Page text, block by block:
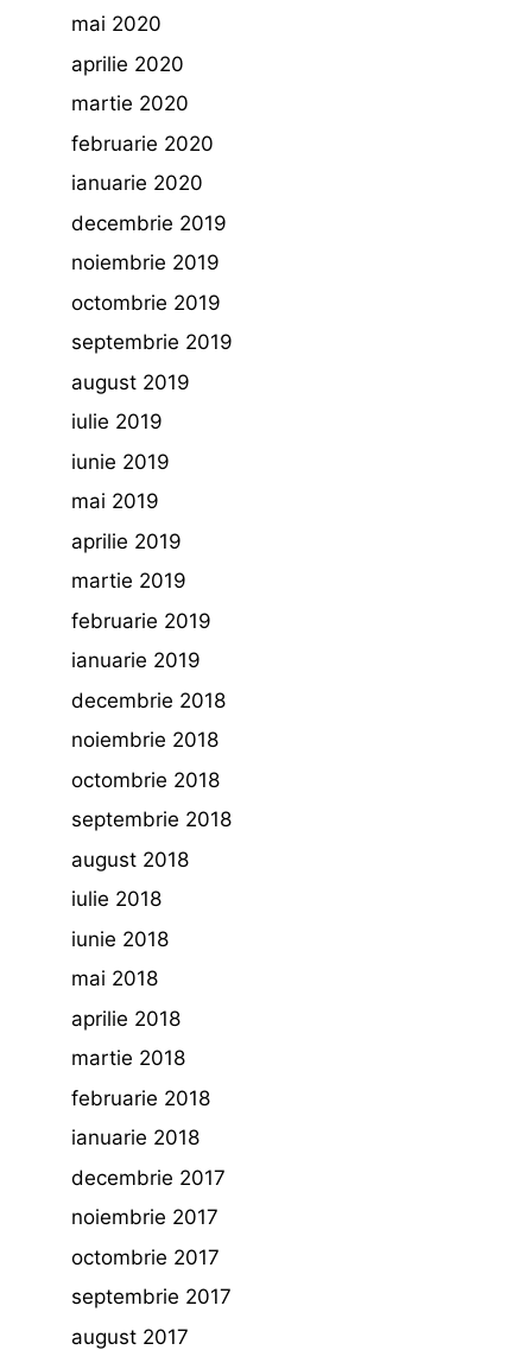
mai 2020
aprilie 2020
martie 2020
februarie 2020
ianuarie 2020
decembrie 2019
noiembrie 2019
octombrie 2019
septembrie 2019
august 2019
iulie 2019
iunie 2019
mai 2019
aprilie 2019
martie 2019
februarie 2019
ianuarie 2019
decembrie 2018
noiembrie 2018
octombrie 2018
septembrie 2018
august 2018
iulie 2018
iunie 2018
mai 2018
aprilie 2018
martie 2018
februarie 2018
ianuarie 2018
decembrie 2017
noiembrie 2017
octombrie 2017
septembrie 2017
august 2017